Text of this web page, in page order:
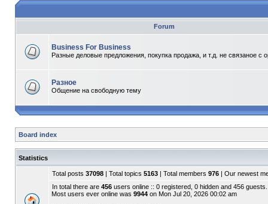
Forum
Business For Business
Разные деловые предложения, покупка продажа, и т.д. не связаное с
Разное
Общение на свободную тему
Board index
Statistics
Total posts 37098 | Total topics 5163 | Total members 976 | Our newest
In total there are 456 users online :: 0 registered, 0 hidden and 456 guests.
Most users ever online was 9944 on Mon Jul 20, 2026 00:02 am